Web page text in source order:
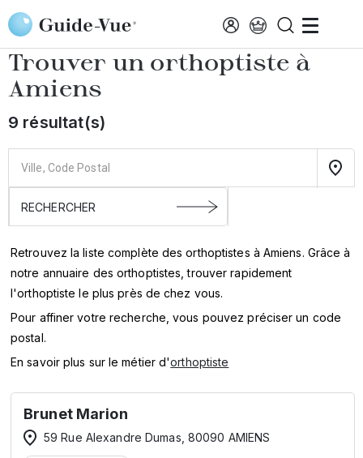
Aller au contenu principal
Accueil Annuaire des orthoptistes Amiens
Trouver un orthoptiste à
Amiens
9 résultat(s)
Retrouvez la liste complète des orthoptistes à Amiens. Grâce à
notre annuaire des orthoptistes, trouver rapidement
l'orthoptiste le plus près de chez vous.
Pour affiner votre recherche, vous pouvez préciser un code
postal.
En savoir plus sur le métier d'orthoptiste
Brunet Marion
59 Rue Alexandre Dumas, 80090 AMIENS